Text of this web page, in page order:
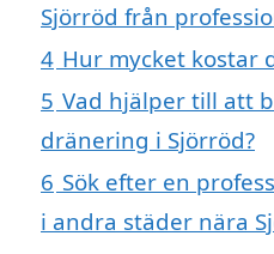
Sjörröd från
4 Hur mycket kostar
5 Vad hjälper till att
dränering i Sjörröd?
6 Sök efter en
i andra städer nära